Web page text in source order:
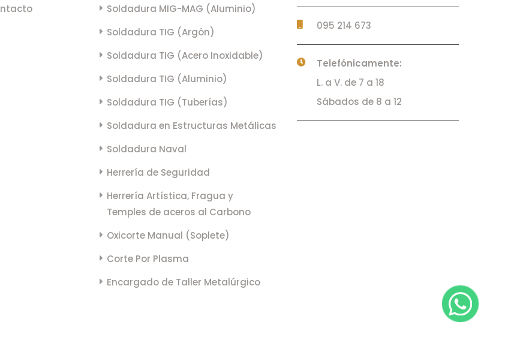
Soldadura MIG-MAG (Aluminio)
Soldadura TIG (Argón)
Soldadura TIG (Acero Inoxidable)
Soldadura TIG (Aluminio)
Soldadura TIG (Tuberías)
Soldadura en Estructuras Metálicas
Soldadura Naval
Herrería de Seguridad
Herrería Artística, Fragua y
Temples de aceros al Carbono
Oxicorte Manual (Soplete)
Corte Por Plasma
Encargado de Taller Metalúrgico
095 214 673
Telefónicamente:
L. a V. de 7 a 18
Sábados de 8 a 12